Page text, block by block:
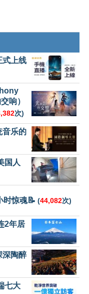
式上线
响）
次)
音乐的
国人
时惊魂📝 (44,082次)
2年居
深陶醉
七大